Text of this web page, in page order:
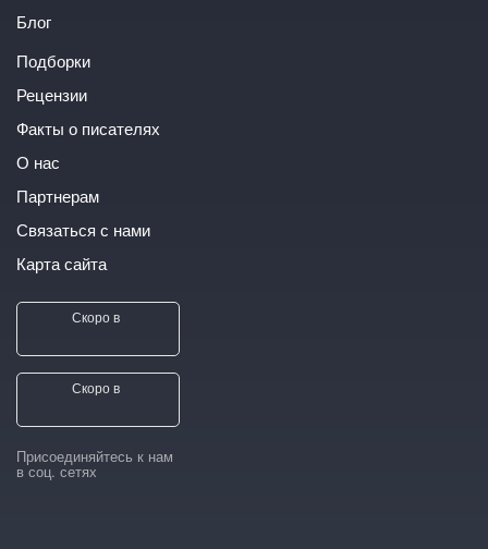
Блог
Подборки
Рецензии
Факты о писателях
О нас
Партнерам
Связаться с нами
Карта сайта
Скоро в
Скоро в
Присоединяйтесь к нам
в соц. сетях